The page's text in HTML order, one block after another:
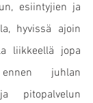
esiintyjien ja
hyvissä ajoin
liikkeellä jopa
juhlan
pitopalvelun